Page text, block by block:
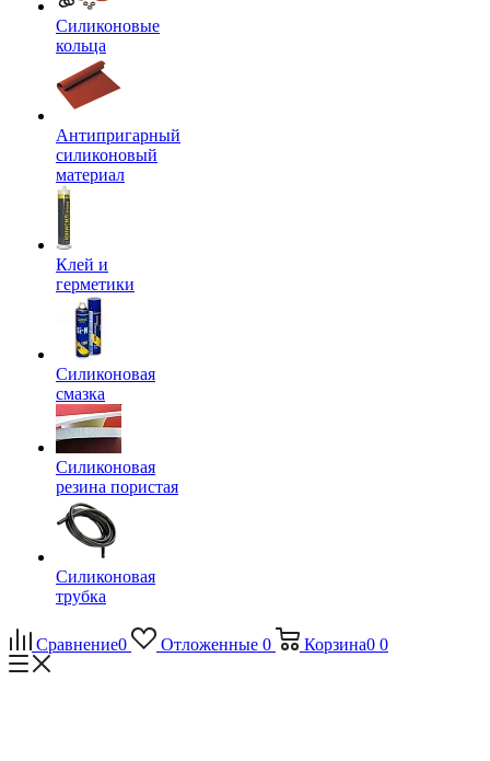
Силиконовые
кольца
Антипригарный
силиконовый
материал
Клей и
герметики
Силиконовая
смазка
Силиконовая
резина пористая
Силиконовая
трубка
Сравнение0 Отложенные 0 Корзина0 0